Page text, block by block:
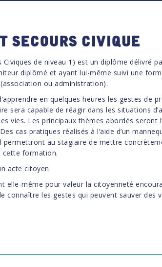
secours civique
de niveau 1) est un diplôme délivré par
diplômé et ayant lui-même suivi une
ou administration).
en quelques heures les gestes de
sera capable de réagir dans les situations
vies. Les principaux thèmes abordés seront
cas pratiques réalisés à l’aide d’un
permettront au stagiaire de mettre
cette formation.
acte citoyen.
elle-même pour valeur la citoyenneté
connaître les gestes qui peuvent sauver des